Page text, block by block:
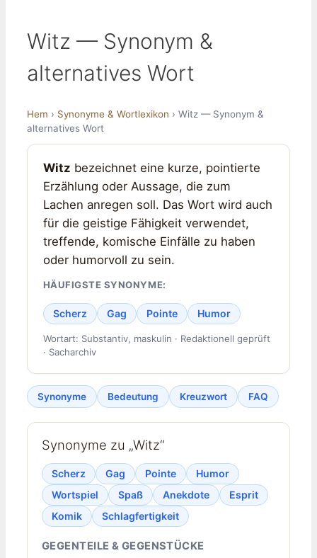
Witz — Synonym &
alternatives Wort
Hem › Synonyme & Wortlexikon › Witz — Synonym &
alternatives Wort
Witz bezeichnet eine kurze, pointierte
Erzählung oder Aussage, die zum
Lachen anregen soll. Das Wort wird auch
für die geistige Fähigkeit verwendet,
treffende, komische Einfälle zu haben
oder humorvoll zu sein.
HÄUFIGSTE SYNONYME:
Scherz Gag Pointe Humor
Wortart: Substantiv, maskulin · Redaktionell geprüft
· Sacharchiv
Synonyme Bedeutung Kreuzwort FAQ
Synonyme zu „Witz“
Scherz Gag Pointe
Humor
Wortspiel
Spaß Anekdote
Esprit
Komik
Schlagfertigkeit
GEGENTEILE & GEGENSTÜCKE